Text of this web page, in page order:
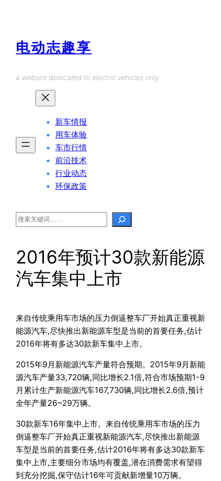
电动志趣享
a website dedicated to electric vehicles only.
新车情报
用车体验
车市行情
前沿技术
行业动态
环保政策
Search
2016年预计30款新能源
汽车集中上市
来自传统乘用车市场的压力倒逼整车厂开始真正重视新
能源汽车,尽快推出新能源车型是当前的首要任务,估计
2016年将有多达30款新车集中上市。
2015年9月新能源汽车产量符合预期。2015年9月新能
源汽车产量33,720辆,同比增长2.1倍,符合市场预期1-9
月累计生产新能源汽车167,730辆,同比增长2.6倍,预计
全年产量26~29万辆。
30款新车16年集中上市。来自传统乘用车市场的压力
倒逼整车厂开始真正重视新能源汽车,尽快推出新能源
车型是当前的首要任务,估计2016年将有多达30款新车
集中上市,主要细分市场均有覆盖,潜在消费需求有望得
到充分挖掘,保守估计16年可贡献新增量10万辆。